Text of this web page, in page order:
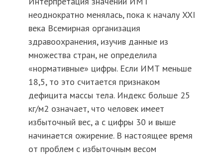
неоднократно менялась, пока к началу XXI
века Всемирная организация
здравоохранения, изучив данные из
множества стран, не определила
«нормативные» цифры. Если ИМТ меньше
18,5, то это считается признаком
дефицита массы тела. Индекс больше 25
кг/м2 означает, что человек имеет
избыточный вес, а с цифры 30 и выше
начинается ожирение. В настоящее время
от проблем с избыточным весом